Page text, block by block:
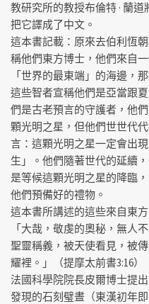
教研究所的教授布倫特 · 蘭
把它譯成了中文。
這本書記載：原來去伯利恆
稱他們東方博士，他們來自
「世界的最東端」的海邊，
這些智者宣稱他們是亞當跟
們是古老預言的守護者，他
顆光明之星，但他們世世代
言：這顆光明之星一定會出
生」。他們隨著世代的延續
是等候這顆光明之星的降臨
他們預備好的禮物。
這本書所講述的這些來自東
「大哉，敬虔的奧秘，無人
聖靈稱義，被天使看見，被
耀裡。」（提摩太前書3:16）
法國科學院院長皮爾博士提
發現的石刻璧晝（東漢初年